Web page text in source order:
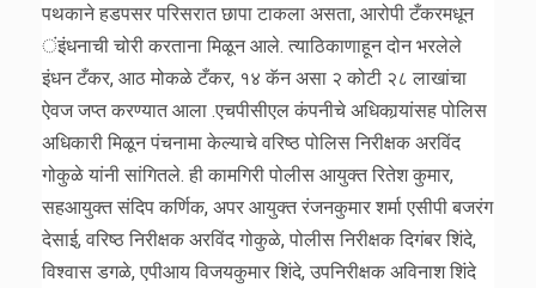
पथकाने हडपसर परिसरात छापा टाकला असता, आरोपी टँकरमधून
ंइंधनाची चोरी करताना मिळून आले. त्याठिकाणाहून दोन भरलेले
इंधन टँकर, आठ मोकळे टँकर, १४ कॅन असा २ कोटी २८ लाखांचा
ऐवज जप्त करण्यात आला .एचपीसीएल कंपनीचे अधिकार्‍यांसह पोलिस
अधिकारी मिळून पंचनामा केल्याचे वरिष्ठ पोलिस निरीक्षक अरविंद
गोकुळे यांनी सांगितले. ही कामगिरी पोलीस आयुक्त रितेश कुमार,
सहआयुक्त संदिप कर्णिक, अपर आयुक्त रंजनकुमार शर्मा एसीपी बजरंग
देसाई, वरिष्ठ निरीक्षक अरविंद गोकुळे, पोलीस निरीक्षक दिगंबर शिंदे,
विश्वास डगळे, एपीआय विजयकुमार शिंदे, उपनिरीक्षक अविनाश शिंदे